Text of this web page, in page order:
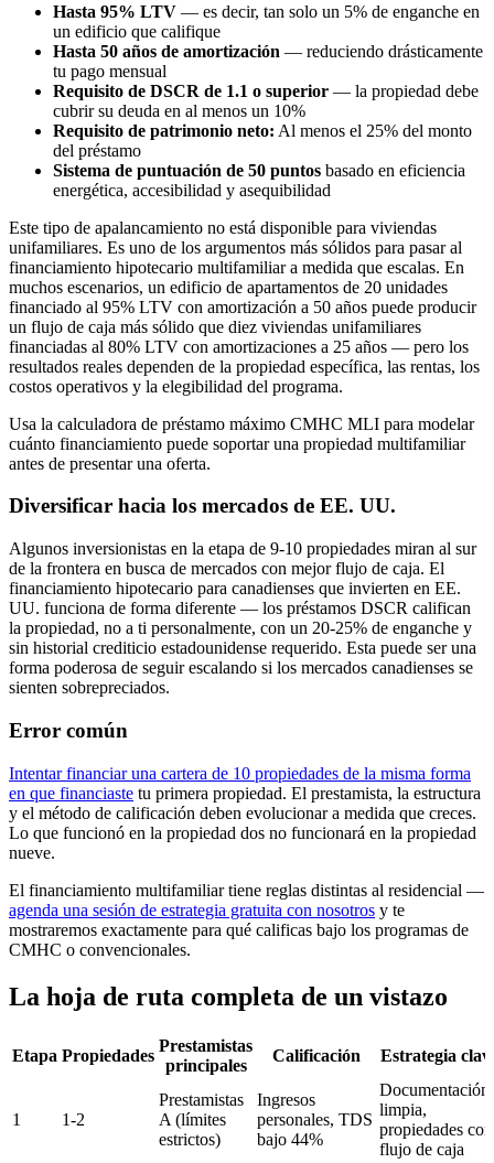
Hasta 95% LTV — es decir, tan solo un 5% de enganche en
un edificio que califique
Hasta 50 años de amortización — reduciendo drásticamente
tu pago mensual
Requisito de DSCR de 1.1 o superior — la propiedad debe
cubrir su deuda en al menos un 10%
Requisito de patrimonio neto: Al menos el 25% del monto
del préstamo
Sistema de puntuación de 50 puntos basado en eficiencia
energética, accesibilidad y asequibilidad
Este tipo de apalancamiento no está disponible para viviendas
unifamiliares. Es uno de los argumentos más sólidos para pasar al
financiamiento hipotecario multifamiliar a medida que escalas. En
muchos escenarios, un edificio de apartamentos de 20 unidades
financiado al 95% LTV con amortización a 50 años puede producir
un flujo de caja más sólido que diez viviendas unifamiliares
financiadas al 80% LTV con amortizaciones a 25 años — pero los
resultados reales dependen de la propiedad específica, las rentas, los
costos operativos y la elegibilidad del programa.
Usa la calculadora de préstamo máximo CMHC MLI para modelar
cuánto financiamiento puede soportar una propiedad multifamiliar
antes de presentar una oferta.
Diversificar hacia los mercados de EE. UU.
Algunos inversionistas en la etapa de 9-10 propiedades miran al sur
de la frontera en busca de mercados con mejor flujo de caja. El
financiamiento hipotecario para canadienses que invierten en EE.
UU. funciona de forma diferente — los préstamos DSCR califican
la propiedad, no a ti personalmente, con un 20-25% de enganche y
sin historial crediticio estadounidense requerido. Esta puede ser una
forma poderosa de seguir escalando si los mercados canadienses se
sienten sobrepreciados.
Error común
Intentar financiar una cartera de 10 propiedades de la misma forma
en que financiaste tu primera propiedad. El prestamista, la estructura
y el método de calificación deben evolucionar a medida que creces.
Lo que funcionó en la propiedad dos no funcionará en la propiedad
nueve.
El financiamiento multifamiliar tiene reglas distintas al residencial —
agenda una sesión de estrategia gratuita con nosotros y te
mostraremos exactamente para qué calificas bajo los programas de
CMHC o convencionales.
La hoja de ruta completa de un vistazo
Etapa Propiedades
Prestamistas
principales
Calificación Estrategia
1 1-2
Prestamistas
A (límites
estrictos)
Ingresos
personales, TDS
bajo 44%
Documentación
limpia,
propiedades con
flujo de caja